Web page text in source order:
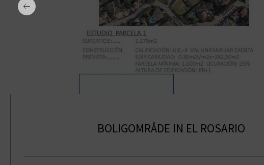
Puerto de Cabopino
BOLIGOMRÅDE IN EL ROSARIO